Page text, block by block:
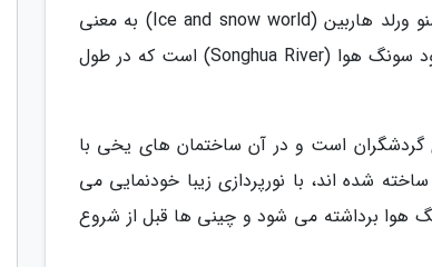
یعنی پارک سان آیلند (Sun Island) یا جزیره خورشید و پارک آیس اند اسنو ورلد هاربین (Ice and snow world) به معنی
دنیای یخ و برف برگزار می شود. سان ایلند ناحیه ای تفریحی در روبروی رود سونگ هوا (Songhua River) است که در طول
گردشگران است و در آن ساختمان های یخی با
تکه های یخ با ضخامت بین 60 تا 90 سانتی متر ساخته شده اند، با نورپردازی زیبا خودنمایی می
هوا برداشته می شود و چینی ها قبل از شروع